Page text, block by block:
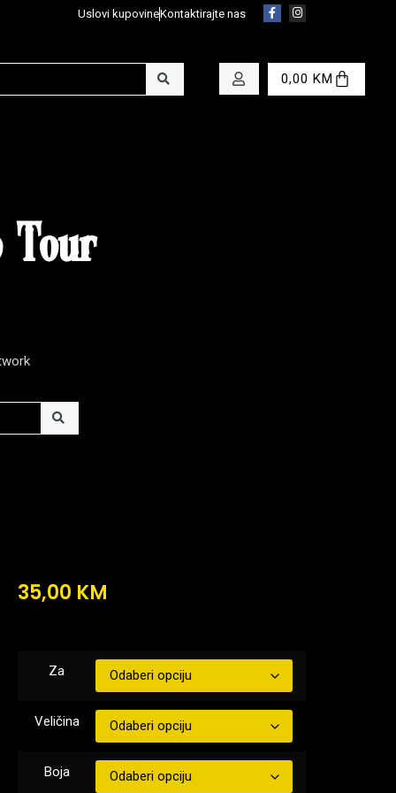
Uslovi kupovineKontaktirajte nas
0,00 KM
Tour
35,00 KM
Za
Veličina
Boja